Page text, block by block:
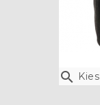
 Kies